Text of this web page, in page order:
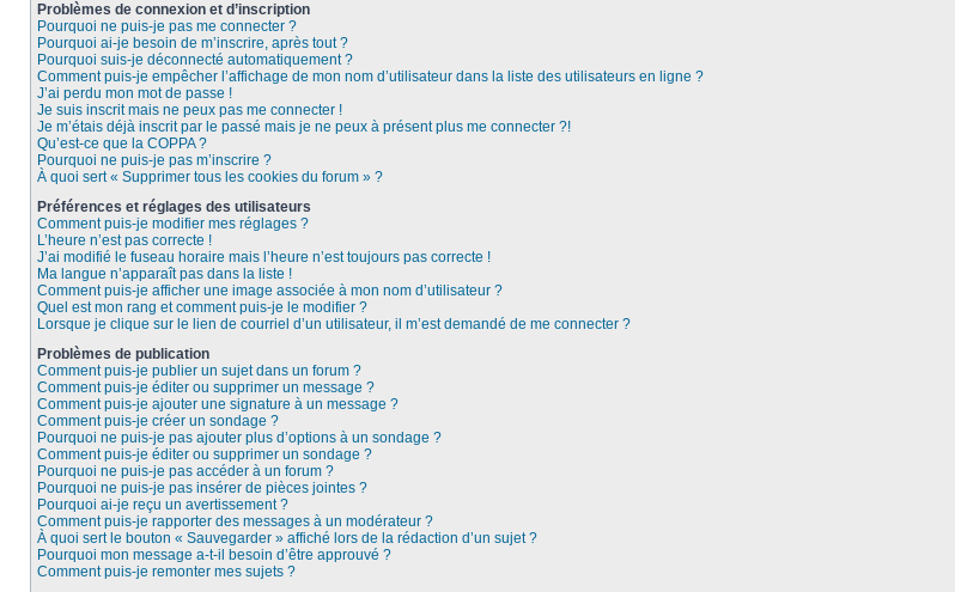
Problèmes de connexion et d’inscription
Pourquoi ne puis-je pas me connecter ?
Pourquoi ai-je besoin de m’inscrire, après tout ?
Pourquoi suis-je déconnecté automatiquement ?
Comment puis-je empêcher l’affichage de mon nom d’utilisateur dans la liste des utilisateurs en ligne ?
J’ai perdu mon mot de passe !
Je suis inscrit mais ne peux pas me connecter !
Je m’étais déjà inscrit par le passé mais je ne peux à présent plus me connecter ?!
Qu’est-ce que la COPPA ?
Pourquoi ne puis-je pas m’inscrire ?
À quoi sert « Supprimer tous les cookies du forum » ?
Préférences et réglages des utilisateurs
Comment puis-je modifier mes réglages ?
L’heure n’est pas correcte !
J’ai modifié le fuseau horaire mais l’heure n’est toujours pas correcte !
Ma langue n’apparaît pas dans la liste !
Comment puis-je afficher une image associée à mon nom d’utilisateur ?
Quel est mon rang et comment puis-je le modifier ?
Lorsque je clique sur le lien de courriel d’un utilisateur, il m’est demandé de me connecter ?
Problèmes de publication
Comment puis-je publier un sujet dans un forum ?
Comment puis-je éditer ou supprimer un message ?
Comment puis-je ajouter une signature à un message ?
Comment puis-je créer un sondage ?
Pourquoi ne puis-je pas ajouter plus d’options à un sondage ?
Comment puis-je éditer ou supprimer un sondage ?
Pourquoi ne puis-je pas accéder à un forum ?
Pourquoi ne puis-je pas insérer de pièces jointes ?
Pourquoi ai-je reçu un avertissement ?
Comment puis-je rapporter des messages à un modérateur ?
À quoi sert le bouton « Sauvegarder » affiché lors de la rédaction d’un sujet ?
Pourquoi mon message a-t-il besoin d’être approuvé ?
Comment puis-je remonter mes sujets ?